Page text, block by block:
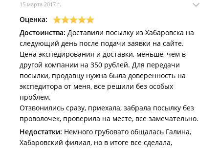
15 марта 2017 г.
Оценка:
Достоинства: Доставили посылку из Хабаровска на
следующий день после подачи заявки на сайте.
Цена экспедирования и доставки, меньше, чем в
другой компании на 350 рублей. Для передачи
посылки, продавцу нужна была доверенность на
экспедитора от меня, все решили без особых
проблем.
Отзвонились сразу, приехала, забрала посылку без
проволочек, проверила на месте, все замечательно.
Недостатки: Немного грубовато общалась Галина,
Хабаровский филиал, но в итоге все сделала,